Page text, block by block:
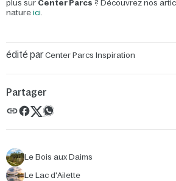
plus sur Center Parcs ? Découvrez nos
nature ici.
édité parCenter Parcs Inspiration
Le Bois aux Daims
Le Lac d'Ailette
Partager